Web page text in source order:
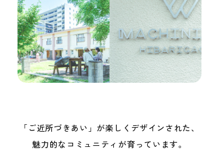
「ご近所づきあい」が楽しくデザインされた、
魅力的なコミュニティが育っています。